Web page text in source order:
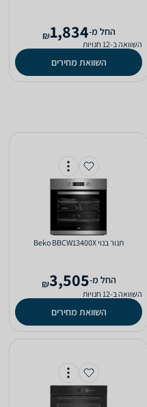
‫החל מ-1,834
₪
השוואה ב-12 חנויות
השוואת מחירים
‏תנור בנוי Beko BBCW13400X
‫החל מ-3,505
₪
השוואה ב-12 חנויות
השוואת מחירים